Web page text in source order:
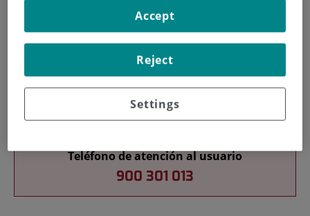
Teaching
Teléfono de atención al usuario
900 301 013
Settings
Reject
Accept